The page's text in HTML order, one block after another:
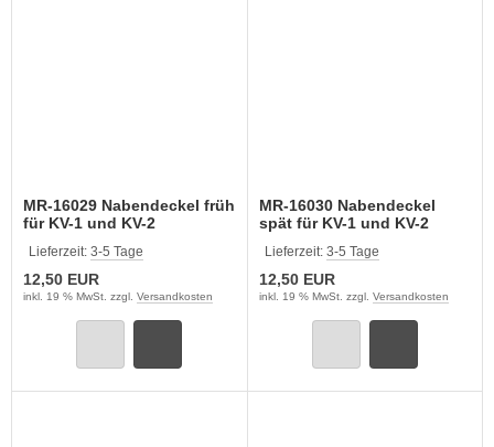
MR-16029 Nabendeckel früh
für KV-1 und KV-2
Lieferzeit: 3-5 Tage
12,50 EUR
inkl. 19 % MwSt. zzgl. Versandkosten
MR-16030 Nabendeckel
spät für KV-1 und KV-2
Lieferzeit: 3-5 Tage
12,50 EUR
inkl. 19 % MwSt. zzgl. Versandkosten